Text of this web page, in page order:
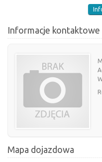
Informacje kontaktowe
Mapa dojazdowa